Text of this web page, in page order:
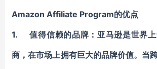
Amazon Affiliate Program的优点
1. 值得信赖的品牌：亚马逊是世界上
商，在市场上拥有巨大的品牌价值。当